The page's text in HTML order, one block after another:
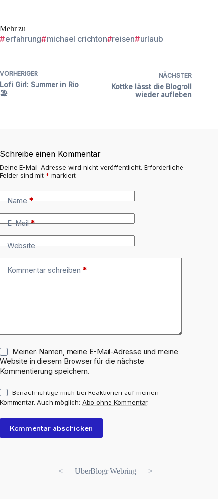
Mehr zu
#erfahrung#michael crichton#reisen#urlaub
VORHERIGER
Lofi Girl: Summer in Rio
🏖️
NÄCHSTER
Kottke lässt die Blogroll
wieder aufleben
Schreibe einen Kommentar
Deine E-Mail-Adresse wird nicht veröffentlicht. Erforderliche
Felder sind mit * markiert
Name*
E-Mail*
Website
Kommentar schreiben *
Meinen Namen, meine E-Mail-Adresse und meine
Website in diesem Browser für die nächste
Kommentierung speichern.
Benachrichtige mich bei Reaktionen auf meinen
Kommentar. Auch möglich: Abo ohne Kommentar.
Kommentar abschicken
< UberBlogr Webring >